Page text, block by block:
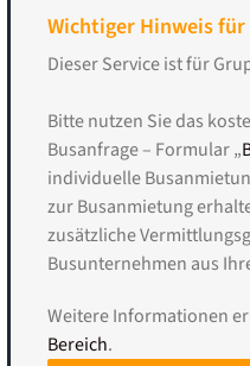
Wichtiger Hinweis
Dieser Service ist für
Bitte nutzen Sie das
Busanfrage – Formular „
individuelle
zur Busanmietung
zusätzliche
Busunternehmen aus
Weitere Informationen
Bereich.